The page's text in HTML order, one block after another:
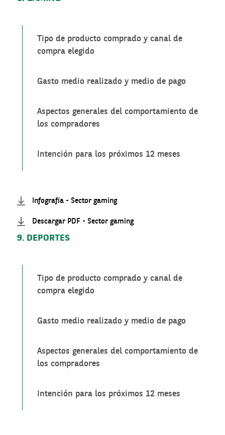
Tipo de producto comprado y canal de
compra elegido
Gasto medio realizado y medio de pago
Aspectos generales del comportamiento de
los compradores
Intención para los próximos 12 meses
Infografía - Sector gaming
Descargar PDF - Sector gaming
9. DEPORTES
Tipo de producto comprado y canal de
compra elegido
Gasto medio realizado y medio de pago
Aspectos generales del comportamiento de
los compradores
Intención para los próximos 12 meses